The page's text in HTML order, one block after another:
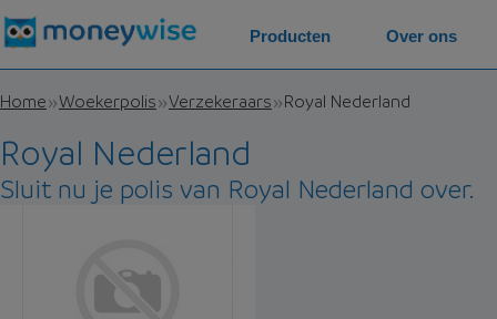
Home Woekerpolis Verzekeraars Royal Nederland
Royal Nederland
Sluit nu je polis van Royal Nederland over.
Producten Over ons